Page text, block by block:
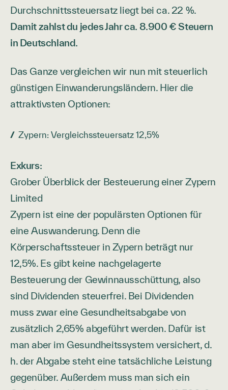
Durchschnittssteuersatz liegt bei ca. 22 %.
Damit zahlst du jedes Jahr ca. 8.900 € Steuern
in Deutschland.
Das Ganze vergleichen wir nun mit steuerlich
günstigen Einwanderungsländern. Hier die
attraktivsten Optionen:
Zypern: Vergleichssteuersatz 12,5%
Exkurs:
Grober Überblick der Besteuerung einer Zypern
Limited
Zypern ist eine der populärsten Optionen für
eine Auswanderung. Denn die
Körperschaftssteuer in Zypern beträgt nur
12,5%. Es gibt keine nachgelagerte
Besteuerung der Gewinnausschüttung, also
sind Dividenden steuerfrei. Bei Dividenden
muss zwar eine Gesundheitsabgabe von
zusätzlich 2,65% abgeführt werden. Dafür ist
man aber im Gesundheitssystem versichert, d.
h. der Abgabe steht eine tatsächliche Leistung
gegenüber. Außerdem muss man sich ein